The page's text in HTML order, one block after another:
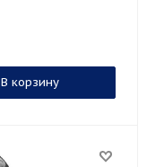
В корзину